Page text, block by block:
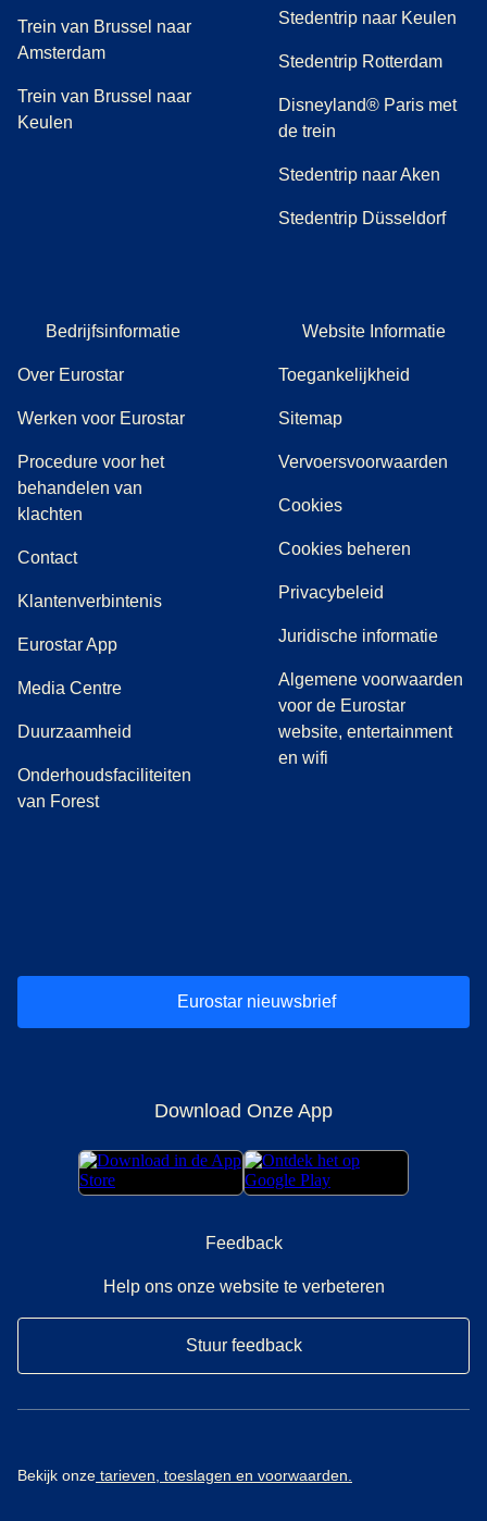
Trein van Brussel naar
Amsterdam
Trein van Brussel naar
Keulen
Stedentrip naar Keulen
Stedentrip Rotterdam
Disneyland® Paris met
de trein
Stedentrip naar Aken
Stedentrip Düsseldorf
Bedrijfsinformatie
Over Eurostar
Werken voor Eurostar
Procedure voor het
behandelen van
klachten
Contact
Klantenverbintenis
Eurostar App
Media Centre( opent in een nieuwe tab)
Duurzaamheid
Onderhoudsfaciliteiten
van Forest
Website Informatie
Toegankelijkheid
Sitemap
Vervoersvoorwaarden
Cookies
Cookies beheren
Privacybeleid
Juridische informatie
Algemene voorwaarden
voor de Eurostar
website, entertainment
en wifi
Eurostar nieuwsbrief
Download Onze App
Feedback
Help ons onze website te verbeteren
Stuur feedback
Bekijk onze tarieven, toeslagen en voorwaarden.